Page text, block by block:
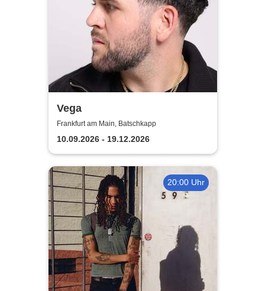
Vega
Frankfurt am Main, Batschkapp
10.09.2026 - 19.12.2026
20:00 Uhr